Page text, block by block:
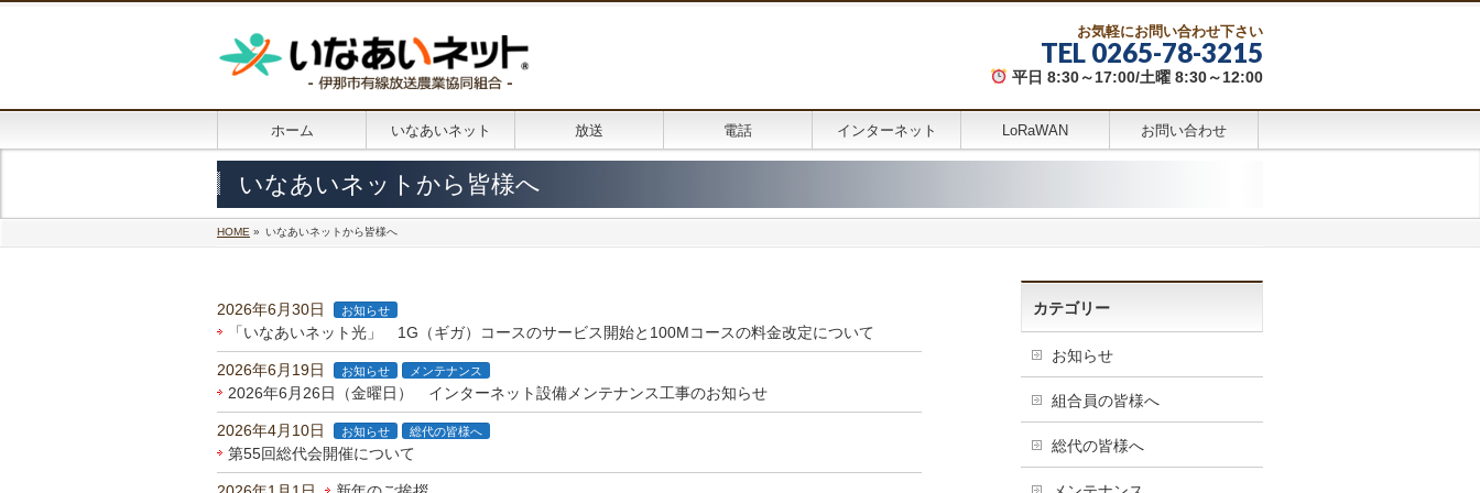
お気軽にお問い合わせ下さい
TEL 0265-78-3215
平日 8:30～17:00/土曜 8:30～12:00
ホーム いなあいネット 放送 電話 インターネット LoRaWAN お問い合わせ
いなあいネットから皆様へ
HOME » いなあいネットから皆様へ
2026年6月30日 お知らせ
「いなあいネット光」 1G（ギガ）コースのサービス開始と100Mコースの料金改定について
2026年6月19日 お知らせ メンテナンス
2026年6月26日（金曜日） インターネット設備メンテナンス工事のお知らせ
2026年4月10日 お知らせ 総代の皆様へ
第55回総代会開催について
カテゴリー
お知らせ
組合員の皆様へ
総代の皆様へ